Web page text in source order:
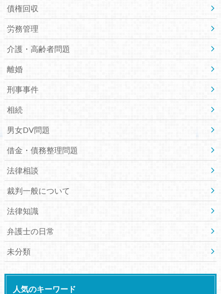
債権回収
労務管理
介護・高齢者問題
離婚
刑事事件
相続
男女DV問題
借金・債務整理問題
法律相談
裁判一般について
法律知識
弁護士の日常
未分類
人気のキーワード